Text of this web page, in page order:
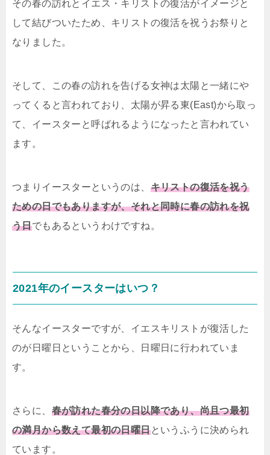
その春の訪れとイエス・キリストの復活がイメージと
して結びついたため、キリストの復活を祝うお祭りと
なりました。
そして、この春の訪れを告げる女神は太陽と一緒にや
ってくると言われており、太陽が昇る東(East)から取っ
て、イースターと呼ばれるようになったと言われてい
ます。
つまりイースターというのは、 キリストの復活を祝う
ための日でもありますが、それと同時に春の訪れを祝
う日でもあるというわけですね。
2021年のイースターはいつ？
そんなイースターですが、イエスキリストが復活した
のが日曜日ということから、日曜日に行われていま
す。
さらに、 春が訪れた春分の日以降であり、尚且つ最初
の満月から数えて最初の日曜日というふうに決められ
ています。